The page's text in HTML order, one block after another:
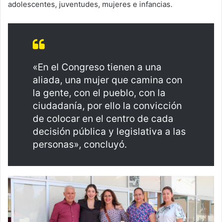
adolescentes, juventudes, mujeres e infancias.
«En el Congreso tienen a una
aliada, una mujer que camina con
la gente, con el pueblo, con la
ciudadanía, por ello la convicción
de colocar en el centro de cada
decisión pública y legislativa a las
personas», concluyó.